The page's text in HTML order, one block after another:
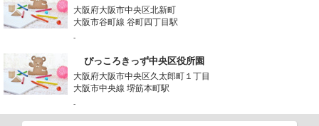
大阪府大阪市中央区北新町
大阪市谷町線 谷町四丁目駅
-
ぴっころきっず中央区役所園
大阪府大阪市中央区久太郎町１丁目
大阪市中央線 堺筋本町駅
-